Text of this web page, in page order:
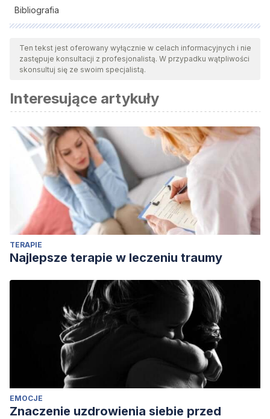
Bibliografia
Wszystkie cytowane źródła zostały gruntownie
przeanalizowane przez nasz zespół w celu zapewnienia ich
jakości, wiarygodności, aktualności i ważności. Bibliografia
względem naukowym lub akademickim.
Timpka t, Janson s, Jacobsson J, et Allifetime sexual and
physical abuse among elite athletic athletes: a cross-
sectional study of prevalence and correlates with athletics
injurybritish journal of sports medicine 2014;48:667.
Ten tekst jest oferowany wyłącznie w celach informacyjnych i nie
zastępuje konsultacji z profesjonalistą. W przypadku wątpliwości
skonsultuj się ze swoim specjalistą.
Interesujące artykuły
TERAPIE
Najlepsze terapie w leczeniu traumy
EMOCJE
Znaczenie uzdrowienia siebie przed